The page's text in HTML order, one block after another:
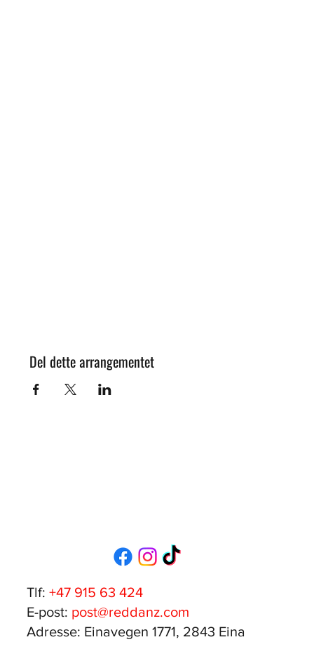
Del dette arrangementet
Tlf:+47 915 63 424
E-post: post@reddanz.com
Adresse: Einavegen 1771, 2843 Eina